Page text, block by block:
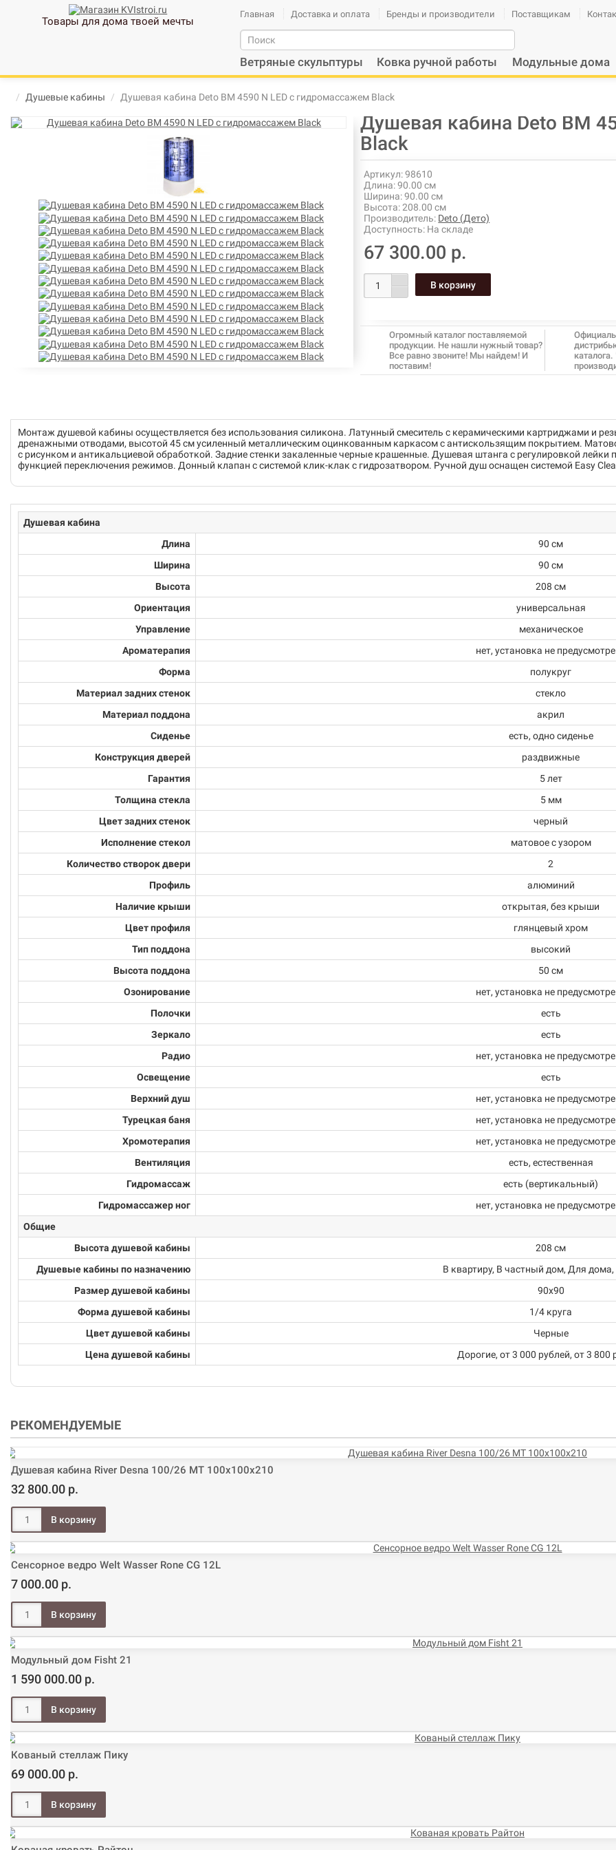
Товары для дома твоей мечты
Главная Доставка и оплата Бренды и производители Поставщикам
Ветряные скульптуры Ковка ручной работы Модульные дома
Душевые кабины Душевая кабина Deto BМ 4590 N LED с гидромассажем Black
Душевая кабина Deto BМ
Black
Артикул:98610
Длина:90.00 см
Ширина:90.00 см
Высота:208.00 см
Производитель: Deto (Дето)
Доступность: На складе
67 300.00 р.
Огромный каталог поставляемой
продукции. Не нашли нужный товар?
Все равно звоните! Мы найдем! И
поставим!
Монтаж душевой кабины осуществляется без использования силикона. Латунный смеситель с керамическими картриджами и
дренажными отводами, высотой 45 см усиленный металлическим оцинкованным каркасом с антискользящим покрытием.
с рисунком и антикальциевой обработкой. Задние стенки закаленные черные крашенные. Душевая штанга с регулировкой
функцией переключения режимов. Донный клапан с системой клик-клак с гидрозатвором. Ручной душ оснащен системой Easy
Душевая кабина
Длина
90 см
Ширина
90 см
Высота
208 см
Ориентация
универсальная
Управление
механическое
Ароматерапия
нет, установка не
Форма
полукруг
Материал задних стенок
стекло
Материал поддона
акрил
Сиденье
есть, одно сиденье
Конструкция дверей
раздвижные
Гарантия
5 лет
Толщина стекла
5 мм
Цвет задних стенок
черный
Исполнение стекол
матовое с узором
Количество створок двери
2
Профиль
алюминий
Наличие крыши
открытая, без крыши
Цвет профиля
глянцевый хром
Тип поддона
высокий
Высота поддона
50 см
Озонирование
нет, установка не
Полочки
есть
Зеркало
есть
Радио
нет, установка не
Освещение
есть
Верхний душ
нет, установка не
Турецкая баня
нет, установка не
Хромотерапия
нет, установка не
Вентиляция
есть, естественная
Гидромассаж
есть (вертикальный)
Гидромассажер ног
нет, установка не
Общие
Высота душевой кабины
208 см
Душевые кабины по назначению
В квартиру, В частный дом, Для
Размер душевой кабины
90х90
Форма душевой кабины
1/4 круга
Цвет душевой кабины
Черные
Цена душевой кабины
Дорогие, от 3 000 рублей, от 3 800
РЕКОМЕНДУЕМЫЕ
Душевая кабина River Desna 100/26 МТ 100х100х210
32 800.00 р.
Сенсорное ведро Welt Wasser Rone CG 12L
7 000.00 р.
Модульный дом Fisht 21
1 590 000.00 р.
Кованый стеллаж Пику
69 000.00 р.